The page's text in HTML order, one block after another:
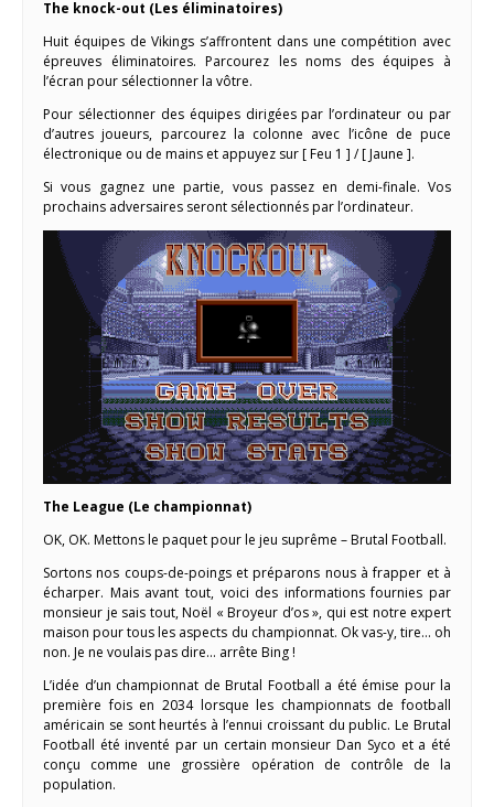
The knock-out (Les éliminatoires)
Huit équipes de Vikings s’affrontent dans une compétition avec
épreuves éliminatoires. Parcourez les noms des équipes à
l’écran pour sélectionner la vôtre.
Pour sélectionner des équipes dirigées par l’ordinateur ou par
d’autres joueurs, parcourez la colonne avec l’icône de puce
électronique ou de mains et appuyez sur [ Feu 1 ] / [ Jaune ].
Si vous gagnez une partie, vous passez en demi-finale. Vos
prochains adversaires seront sélectionnés par l’ordinateur.
The League (Le championnat)
OK, OK. Mettons le paquet pour le jeu suprême – Brutal Football.
Sortons nos coups-de-poings et préparons nous à frapper et à
écharper. Mais avant tout, voici des informations fournies par
monsieur je sais tout, Noël « Broyeur d’os », qui est notre expert
maison pour tous les aspects du championnat. Ok vas-y, tire… oh
non. Je ne voulais pas dire… arrête Bing !
L’idée d’un championnat de Brutal Football a été émise pour la
première fois en 2034 lorsque les championnats de football
américain se sont heurtés à l’ennui croissant du public. Le Brutal
Football été inventé par un certain monsieur Dan Syco et a été
conçu comme une grossière opération de contrôle de la
population.